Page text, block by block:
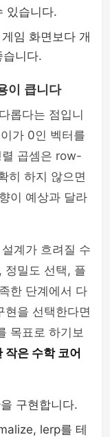
있습니다.
임 화면보다 개
습니다.
이 큽니다
롭다는 점입니
가 0인 벡터를
렬 곱셈은 row-
히 하지 않으면
이 예상과 달라
계가 흐려질 수
정밀도 선택, 플
한 단계에서 다
현을 선택한다면
목표로 하기보
작은 수학 코어
구현합니다.
lerp를 테